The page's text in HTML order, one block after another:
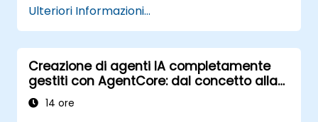
Ulteriori Informazioni...
Creazione di agenti IA completamente
gestiti con AgentCore: dal concetto alla
produzione
14 ore